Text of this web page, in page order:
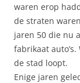
waren erop
de straten
jaren 50 die nu
fabrikaat
de stad loopt.
Enige jaren